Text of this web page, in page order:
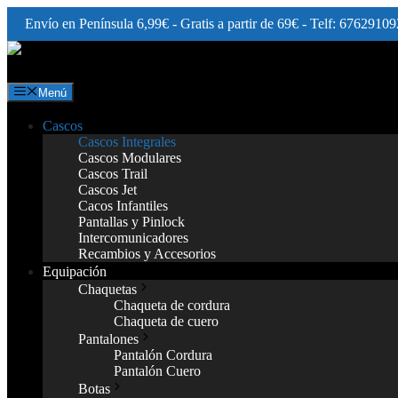
Envío en Península 6,99€ - Gratis a partir de 69€ - Telf:
Saltar
contenido
Menú
Cascos
Cascos Integrales
Cascos Modulares
Cascos Trail
Cascos Jet
Cacos Infantiles
Pantallas y Pinlock
Intercomunicadores
Recambios y Accesorios
Equipación
Chaquetas
Chaqueta de cordura
Chaqueta de cuero
Pantalones
Pantalón Cordura
Pantalón Cuero
Botas